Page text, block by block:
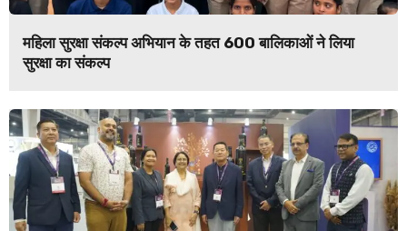
महिला सुरक्षा संकल्प अभियान के तहत 600 बालिकाओं ने लिया
सुरक्षा का संकल्प